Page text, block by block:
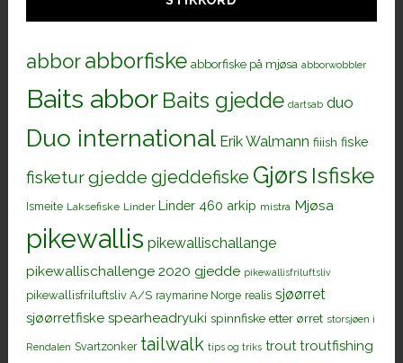
abborabborfiske abborfiske på mjøsa abborwobbler
Baits abbor Baits gjedde dartsab duo
Duo international Erik Walmann fiiish fiske
fisketurgjedde gjeddefiske Gjørs Isfiske
Ismeite Laksefiske Linder Linder 460 arkip mistra Mjøsa
pikewallis pikewallischallange
pikewallischallenge 2020 gjedde pikewallisfriluftsliv
pikewallisfriluftsliv A/S raymarine Norge realis sjøørret
sjøørretfiske spearheadryuki spinnfiske etter ørret storsjøen i
Rendalen Svartzonker tailwalk tips og triks trout troutfishing